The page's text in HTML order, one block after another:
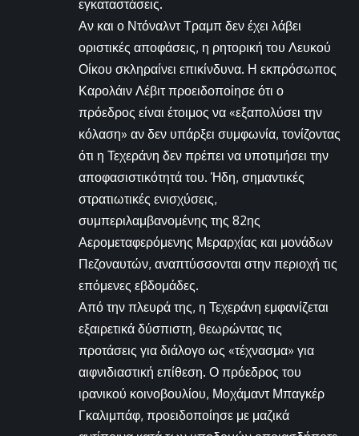
εγκαταστάσεις.
Αν και ο Ντόναλντ Τραμπ δεν έχει λάβει
οριστικές αποφάσεις, η ρητορική του Λευκού
Οίκου σκληραίνει επικίνδυνα. Η εκπρόσωπος
Καρολάιν Λέβιτ προειδοποίησε ότι ο
πρόεδρος είναι έτοιμος να «εξαπολύσει την
κόλαση» αν δεν υπάρξει συμφωνία, τονίζοντας
ότι η Τεχεράνη δεν πρέπει να υποτιμήσει την
αποφασιστικότητά του. Ήδη, σημαντικές
στρατιωτικές ενισχύσεις,
συμπεριλαμβανομένης της 82ης
Αερομεταφερόμενης Μεραρχίας και μονάδων
Πεζοναυτών, αναπτύσσονται στην περιοχή τις
επόμενες εβδομάδες.
Από την πλευρά της, η Τεχεράνη εμφανίζεται
εξαιρετικά δύσπιστη, θεωρώντας τις
προτάσεις για διάλογο ως «τέχνασμα» για
αιφνιδιαστική επίθεση. Ο πρόεδρος του
ιρανικού κοινοβουλίου, Μοχάμαντ Μπαγκέρ
Γκαλιμπάφ, προειδοποίησε με μαζικά